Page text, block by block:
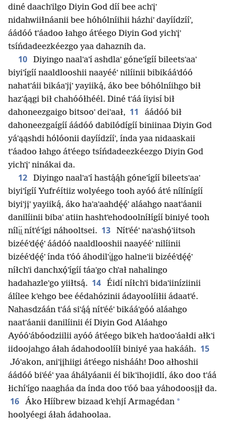
diné daachʼilgo Diyin God díí bee achʼįʼ
nidahwiiłnáanii bee hóhólníihii házhiʼ dayíídzííʼ,
áádóó tʼáadoo łahgo átʼéego Diyin God yichʼįʼ
tsíńdadeezkéezgo yaa dahaznih da.
10
Diyingo naalʼaʼí ashdlaʼ góneʼígíí bileetsʼaaʼ
biyiʼígíí naaldlooshii naayééʼ nilíinii bibikááʼdóó
nahatʼáii bikáaʼjįʼ yayiiką́, áko bee bóhólníihgo bił
hazʼą́ągi bił chahóółhéél. Diné tʼáá íiyisí bił
dahoneezgaigo bitsooʼ deiʼaał, 11
áádóó bił
dahoneezgaígíí áádóó dabilódígíí biniinaa Diyin God
yáʼąąshdi hólóonii dayíídzííʼ, índa yaa nidaaskaii
tʼáadoo łahgo átʼéego tsíńdadeezkéezgo Diyin God
yichʼįʼ ninákai da.
12
Diyingo naalʼaʼí hastą́ą́h góneʼígíí bileetsʼaaʼ
biyiʼígíí Yufréítiiz wolyéego tooh ayóó átʼé nílínígíí
biyiʼjįʼ yayiiką́, áko haʼaʼaahdę́ę́ʼ aláahgo naatʼáanii
danilíinii bibaʼ atiin hashtʼehodoolníłígíí biniyé tooh
nílı̨́ı̨́ nítʼéʼígi náhooltsei. 13
Nítʼééʼ naʼashǫ́ʼiitsoh
bizééʼdę́ę́ʼ áádóó naaldlooshii naayééʼ nilíinii
bizééʼdę́ę́ʼ índa tʼóó áhodilʼı̨́įgo halneʼii bizééʼdę́ę́ʼ
níłchʼi danchxǫ́ʼígíí táaʼgo chʼał nahalingo
hadahazleʼgo yiiłtsą́. 14
Éidí níłchʼi bidaʼiiníziinii
álílee kʼehgo bee éédahózinii ádayoolíiłii ádaatʼé.
Nahasdzáán tʼáá siʼą́ą́ nítʼééʼ bikááʼgóó aláahgo
naatʼáanii danilíinii éí Diyin God Aláahgo
Ayóóʼábóodziilii ayóó átʼéego bikʼeh haʼdooʼáałdi ałkʼi
iidoojahgo áłah ádahodoolííł biniyé yaa hakááh. 15
Jóʼakon, aniʼįįhiigi átʼéego nishááh! Doo ałhoshii
áádóó biʼééʼ yaa áhályáanii éí bikʼihojidlí, áko doo tʼáá
łichíʼígo naagháa da índa doo tʼóó baa yáhodoosįįł da.
16 Áko Hííbrew bizaad kʼehjí Armagédan *
hoolyéegi áłah ádahoolaa.